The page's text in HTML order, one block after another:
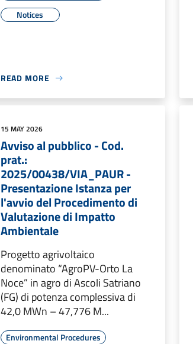
Notices
READ MORE
15 MAY 2026
Avviso al pubblico - Cod.
prat.:
2025/00438/VIA_PAUR -
Presentazione Istanza per
l'avvio del Procedimento di
Valutazione di Impatto
Ambientale
Progetto agrivoltaico
denominato “AgroPV-Orto La
Noce” in agro di Ascoli Satriano
(FG) di potenza complessiva di
42,0 MWn – 47,776 M...
Environmental Procedures